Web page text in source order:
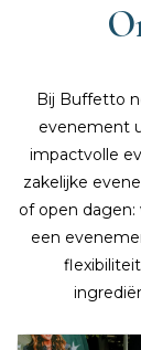
Bij Buffetto
evenement
impactvolle
zakelijke
of open
een